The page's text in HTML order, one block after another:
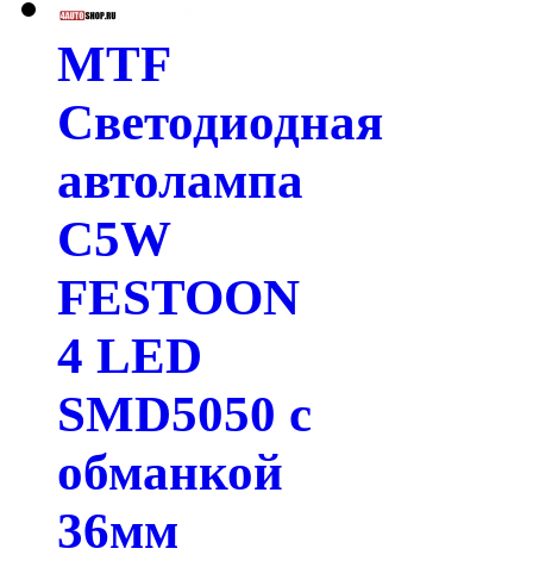
MTF
Светодиодная
автолампа
C5W
FESTOON
4 LED
SMD5050 с
обманкой
36мм